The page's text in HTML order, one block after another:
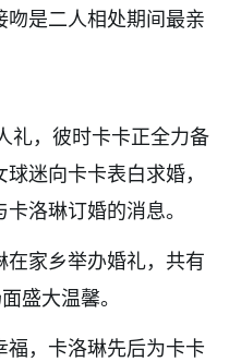
是二人相处期间最亲
礼，彼时卡卡正全力备
迷向卡卡表白求婚，
洛琳订婚的消息。
家乡举办婚礼，共有
盛大温馨。
，卡洛琳先后为卡卡